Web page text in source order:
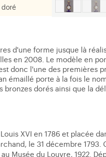
doré
d'une forme jusque là
en 2008. Le modèle en
donc l'une des premières
émaillé porte à la fois le
dorés ainsi que la
XVI en 1786 et placée
le 31 décembre
Musée du Louvre, 1922.